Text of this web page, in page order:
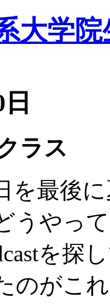
大学
ラス
を最後
うやっ
を探
のがこ